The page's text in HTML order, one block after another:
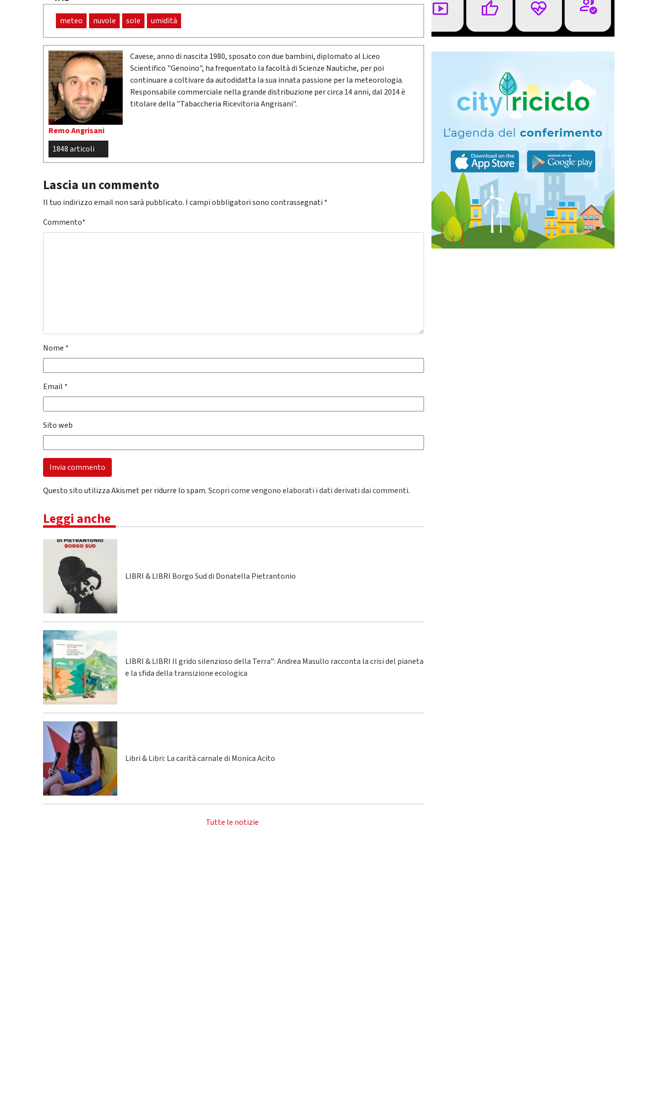
meteo nuvole sole umidità
Remo Angrisani
1848 articoli
Cavese, anno di nascita 1980, sposato con due bambini, diplomato al Liceo
Scientifico "Genoino", ha frequentato la facoltà di Scienze Nautiche, per poi
continuare a coltivare da autodidatta la sua innata passione per la meteorologia.
Responsabile commerciale nella grande distribuzione per circa 14 anni, dal 2014 è
titolare della "Tabaccheria Ricevitoria Angrisani".
Lascia un commento
Il tuo indirizzo email non sarà pubblicato. I campi obbligatori sono contrassegnati *
Commento*
Nome *
Email *
Sito web
Questo sito utilizza Akismet per ridurre lo spam.Scopri come vengono elaborati i dati derivati dai commenti.
Leggi anche
LIBRI & LIBRI Borgo Sud di Donatella Pietrantonio
LIBRI & LIBRI Il grido silenzioso della Terra”: Andrea Masullo racconta la crisi del pianeta
e la sfida della transizione ecologica
Libri & Libri: La carità carnale di Monica Acito
Tutte le notizie